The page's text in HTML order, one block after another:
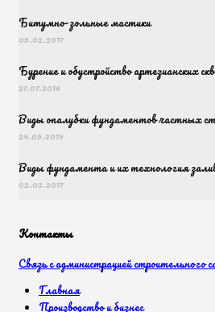
Битумно-зольные мастики
09.02.2017
Бурение и обустройство артезианских
27.07.2016
Виды опалубки фундаментов частных
24.09.2019
Виды фундамента и их технология
02.03.2017
Контакты
Связь с администрацией
Главная
Производство и бизнес